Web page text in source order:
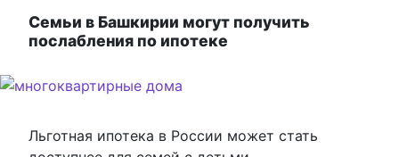
Семьи в Башкирии могут получить
послабления по ипотеке
Льготная ипотека в России может стать